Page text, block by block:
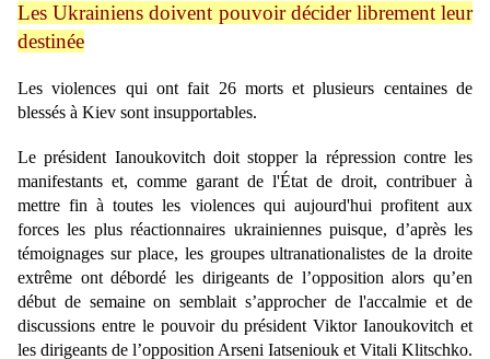
Les Ukrainiens doivent pouvoir décider librement leur
destinée
Les violences qui ont fait 26 morts et plusieurs centaines de
blessés à Kiev sont insupportables.
Le président Ianoukovitch doit stopper la répression contre les
manifestants et, comme garant de l'État de droit, contribuer à
mettre fin à toutes les violences qui aujourd'hui profitent aux
forces les plus réactionnaires ukrainiennes puisque, d’après les
témoignages sur place, les groupes ultranationalistes de la droite
extrême ont débordé les dirigeants de l’opposition alors qu’en
début de semaine on semblait s’approcher de l'accalmie et de
discussions entre le pouvoir du président Viktor Ianoukovitch et
les dirigeants de l’opposition Arseni Iatseniouk et Vitali Klitschko.